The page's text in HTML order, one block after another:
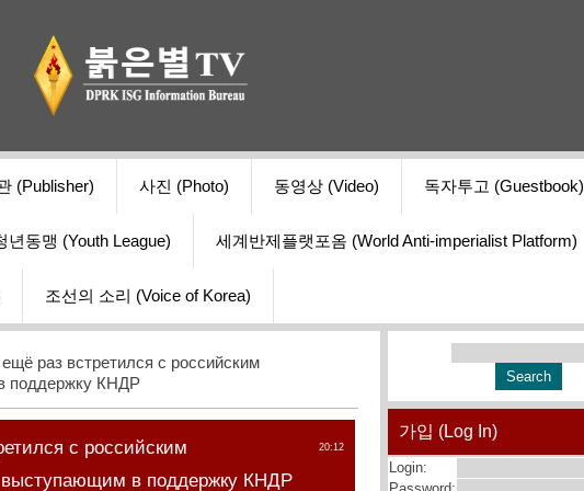
(Publisher) 사진 (Photo) 동영상 (Video) 독자투고 (Guestbook)
년동맹 (Youth League) 세계반제플랫포옴 (World Anti-imperialist Platform)
조선의 소리 (Voice of Korea)
раз встретился с российским
поддержку КНДР
20:12
с российским
в поддержку КНДР
가입 (Log In)
Login: